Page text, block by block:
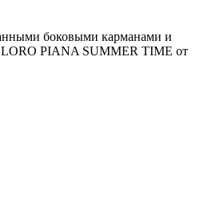
боковыми карманами и
LORO PIANA SUMMER TIME от